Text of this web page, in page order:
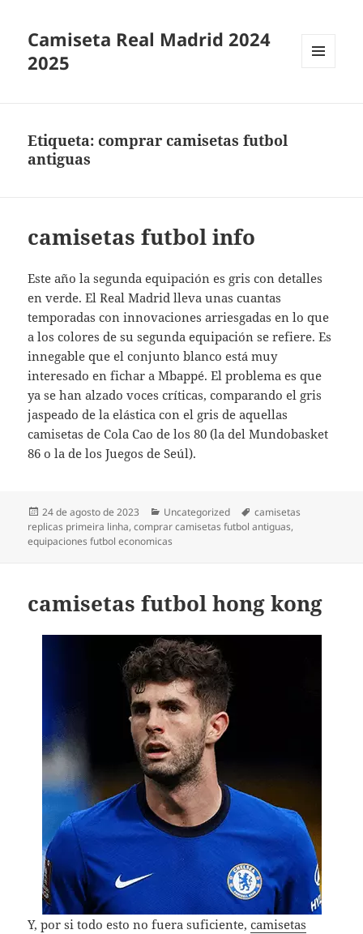
Camiseta Real Madrid 2024
2025
Etiqueta:comprar camisetas futbol
antiguas
camisetas futbol info
Este año la segunda equipación es gris con detalles
en verde. El Real Madrid lleva unas cuantas
temporadas con innovaciones arriesgadas en lo que
a los colores de su segunda equipación se refiere. Es
innegable que el conjunto blanco está muy
interesado en fichar a Mbappé. El problema es que
ya se han alzado voces críticas, comparando el gris
jaspeado de la elástica con el gris de aquellas
camisetas de Cola Cao de los 80 (la del Mundobasket
86 o la de los Juegos de Seúl).
Publicado
el
24 de agosto de 2023 Categorías
Uncategorized Etiquetas
camisetas
replicas primeira linha,comprar camisetas futbol antiguas,
equipaciones futbol economicas
camisetas futbol hong kong
Y, por si todo esto no fuera suficiente,camisetas